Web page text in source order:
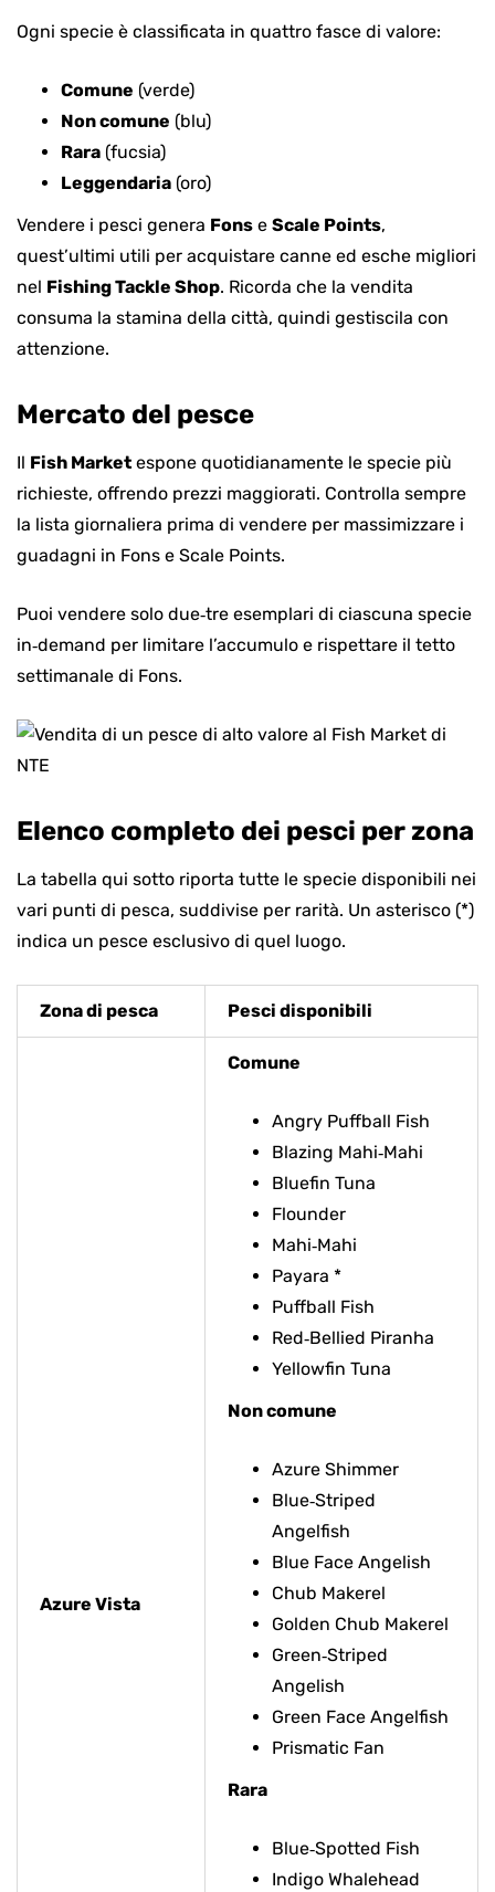
Ogni specie è classificata in quattro fasce di valore:
Comune (verde)
Non comune (blu)
Rara (fucsia)
Leggendaria (oro)
Vendere i pesci genera Fons e Scale Points,
quest’ultimi utili per acquistare canne ed esche migliori
nel Fishing Tackle Shop. Ricorda che la vendita
consuma la stamina della città, quindi gestiscila con
attenzione.
Mercato del pesce
Il Fish Market espone quotidianamente le specie più
richieste, offrendo prezzi maggiorati. Controlla sempre
la lista giornaliera prima di vendere per massimizzare i
guadagni in Fons e Scale Points.
Puoi vendere solo due‑tre esemplari di ciascuna specie
in‑demand per limitare l’accumulo e rispettare il tetto
settimanale di Fons.
Elenco completo dei pesci per zona
La tabella qui sotto riporta tutte le specie disponibili nei
vari punti di pesca, suddivise per rarità. Un asterisco (*)
indica un pesce esclusivo di quel luogo.
Zona di pesca Pesci disponibili
Azure Vista
Comune
Angry Puffball Fish
Blazing Mahi‑Mahi
Bluefin Tuna
Flounder
Mahi‑Mahi
Payara *
Puffball Fish
Red‑Bellied Piranha
Yellowfin Tuna
Non comune
Azure Shimmer
Blue‑Striped
Angelfish
Blue Face Angelish
Chub Makerel
Golden Chub Makerel
Green‑Striped
Angelish
Green Face Angelfish
Prismatic Fan
Rara
Blue‑Spotted Fish
Indigo Whalehead